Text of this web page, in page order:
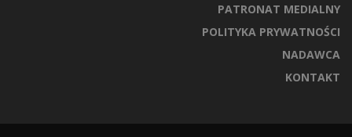
PATRONAT MEDIALNY
POLITYKA PRYWATNOŚCI
NADAWCA
KONTAKT